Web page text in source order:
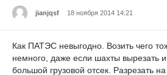
jianjqsf 18 ноября 2014 14:21
Как ПАТЭС невыгодно. Возить чего
немного, даже если шахты вырезать
большой грузовой отсек. Разрезать